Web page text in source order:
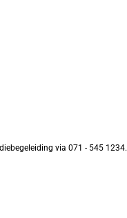
via 071 - 545 1234.